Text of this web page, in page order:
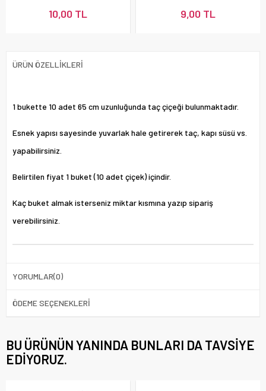
10,00 TL 9,00 TL
ÜRÜN ÖZELLIKLERI
1 bukette 10 adet 65 cm uzunluğunda taç çiçeği bulunmaktadır.
Esnek yapısı sayesinde yuvarlak hale getirerek taç, kapı süsü vs.
yapabilirsiniz.
Belirtilen fiyat 1 buket (10 adet çiçek) içindir.
Kaç buket almak isterseniz miktar kısmına yazıp sipariş
verebilirsiniz.
YORUMLAR(0)
ÖDEME SEÇENEKLERI
BU ÜRÜNÜN YANINDA BUNLARI DA TAVSIYE
EDIYORUZ.